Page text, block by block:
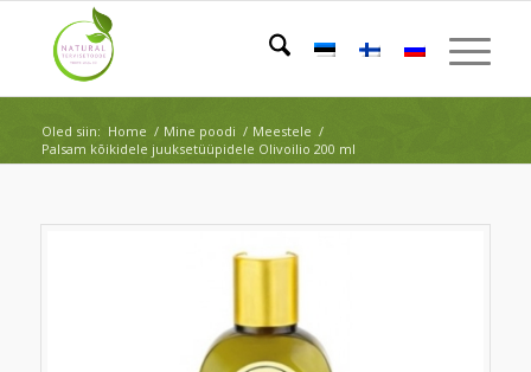
Oled siin: Home / Mine poodi / Meestele /
Palsam kõikidele juuksetüüpidele Olivoilio 200 ml